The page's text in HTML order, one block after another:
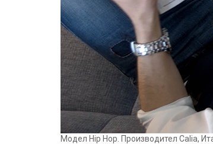
Модел Hip Hop. Производител Calia,